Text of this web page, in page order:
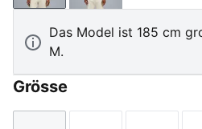
Das Model ist 185 cm
M.
Grösse